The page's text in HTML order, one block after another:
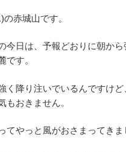
赤城山です。
今日は、予報どおりに朝か
です。
く降り注いでいるんですけ
もおきません。
てやっと風がおさまってきま